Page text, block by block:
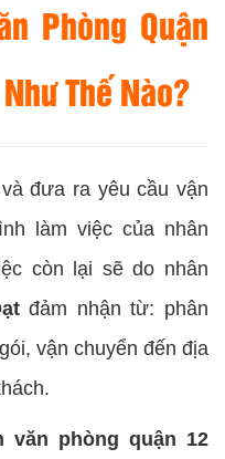
Phòng Quận
Thế Nào?
đưa ra yêu cầu vận
làm việc của nhân
còn lại sẽ do nhân
đảm nhận từ: phân
vận chuyển đến địa
văn phòng quận 12